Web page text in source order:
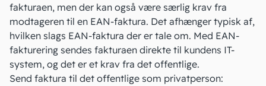
fakturaen, men der kan også være særlig krav fra
modtageren til en EAN-faktura. Det afhænger typisk af,
hvilken slags EAN-faktura der er tale om. Med EAN-
fakturering sendes fakturaen direkte til kundens IT-
system, og det er et krav fra det offentlige.
Send faktura til det offentlige som privatperson: